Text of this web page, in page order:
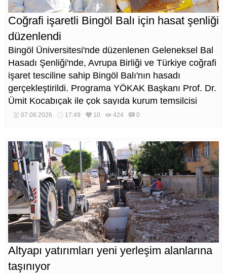
Coğrafi işaretli Bingöl Balı için hasat şenliği
düzenlendi
Bingöl Üniversitesi'nde düzenlenen Geleneksel Bal
Hasadı Şenliği'nde, Avrupa Birliği ve Türkiye coğrafi
işaret tesciline sahip Bingöl Balı'nın hasadı
gerçekleştirildi. Programa YÖKAK Başkanı Prof. Dr.
Ümit Kocabıçak ile çok sayıda kurum temsilcisi
katıldı.
07.08.2026 17:49 10 424 0
Altyapı yatırımları yeni yerleşim alanlarına
taşınıyor